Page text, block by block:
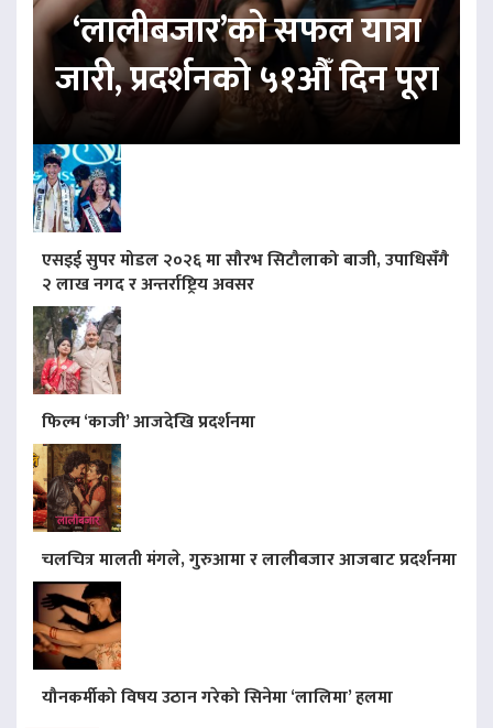
‘लालीबजार’को सफल यात्रा
जारी, प्रदर्शनको ५१औँ दिन पूरा
एसइई सुपर मोडल २०२६ मा सौरभ सिटौलाको बाजी, उपाधिसँगै
२ लाख नगद र अन्तर्राष्ट्रिय अवसर
फिल्म ‘काजी’ आजदेखि प्रदर्शनमा
चलचित्र मालती मंगले, गुरुआमा र लालीबजार आजबाट प्रदर्शनमा
यौनकर्मीको विषय उठान गरेको सिनेमा ‘लालिमा’ हलमा